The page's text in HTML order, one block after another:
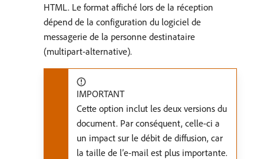
HTML. Le format affiché lors de la réception
dépend de la configuration du logiciel de
messagerie de la personne destinataire
(multipart-alternative).
IMPORTANT
Cette option inclut les deux versions du
document. Par conséquent, celle-ci a
un impact sur le débit de diffusion, car
la taille de l’e-mail est plus importante.